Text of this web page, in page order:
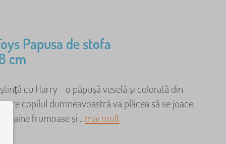
Papusa de stofa
cm
cu Harry - o păpușă veselă și colorată din
copilul dumneavoastră va plăcea să se joace.
haine frumoase și ..mai mult